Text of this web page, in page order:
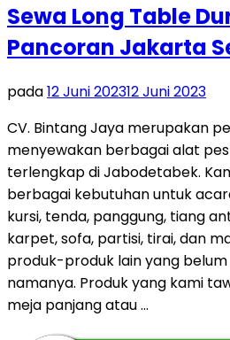
Sewa Long Table
Pancoran Jakarta
pada12 Juni 202312 Juni 2023
CV. Bintang Jaya merupakan
menyewakan berbagai alat
terlengkap di Jabodetabek.
berbagai kebutuhan untuk
kursi, tenda, panggung, tiang
karpet, sofa, partisi, tirai, dan
produk-produk lain yang
namanya. Produk yang kami
meja panjang atau …